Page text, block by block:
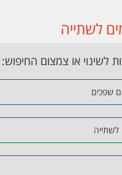
לשתייה
לשינוי או צמצום החיפוש:
שפכים